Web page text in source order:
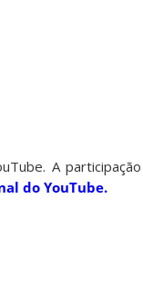
A
do YouTube.